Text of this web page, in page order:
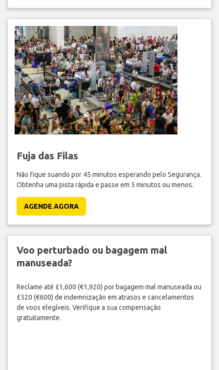
Fuja das Filas
Não fique suando por 45 minutos esperando pelo Segurança.
Obtenha uma pista rápida e passe em 5 minutos ou menos.
AGENDE AGORA
Voo perturbado ou bagagem mal
manuseada?
Reclame até £1,600 (€1,920) por bagagem mal manuseada ou
£520 (€600) de indemnização em atrasos e cancelamentos
de voos elegíveis. Verifique a sua compensação
gratuitamente.